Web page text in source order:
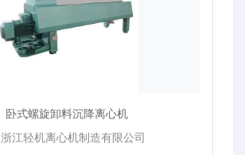
卧式螺旋卸料沉降离心机
浙江轻机离心机制造有限公司